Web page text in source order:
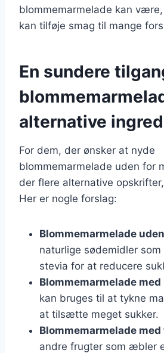
blommemarmelade kan
kan tilføje smag til mange
En sundere
alternative
For dem, der ønsker at nyde
blommemarmelade uden for
der flere alternative
Her er nogle forslag:
Blommemarmelade
naturlige sødemidler
stevia for at reducere
Blommemarmelade
kan bruges til at tykne
at tilsætte meget sukker.
Blommemarmelade
andre frugter som æbler